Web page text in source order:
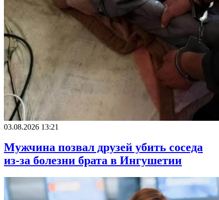
03.08.2026 13:21
Мужчина позвал друзей убить соседа
из-за болезни брата в Ингушетии